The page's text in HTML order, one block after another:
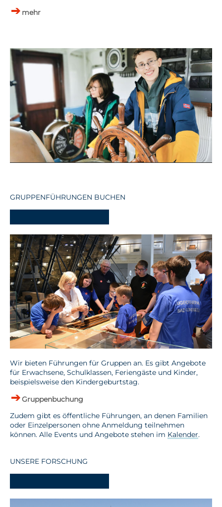
mehr
GRUPPENFÜHRUNGEN BUCHEN
Wir bieten Führungen für Gruppen an. Es gibt Angebote
für Erwachsene, Schulklassen, Feriengäste und Kinder,
beispielsweise den Kindergeburtstag.
Gruppenbuchung
Zudem gibt es öffentliche Führungen, an denen Familien
oder Einzelpersonen ohne Anmeldung teilnehmen
können. Alle Events und Angebote stehen im Kalender.
UNSERE FORSCHUNG